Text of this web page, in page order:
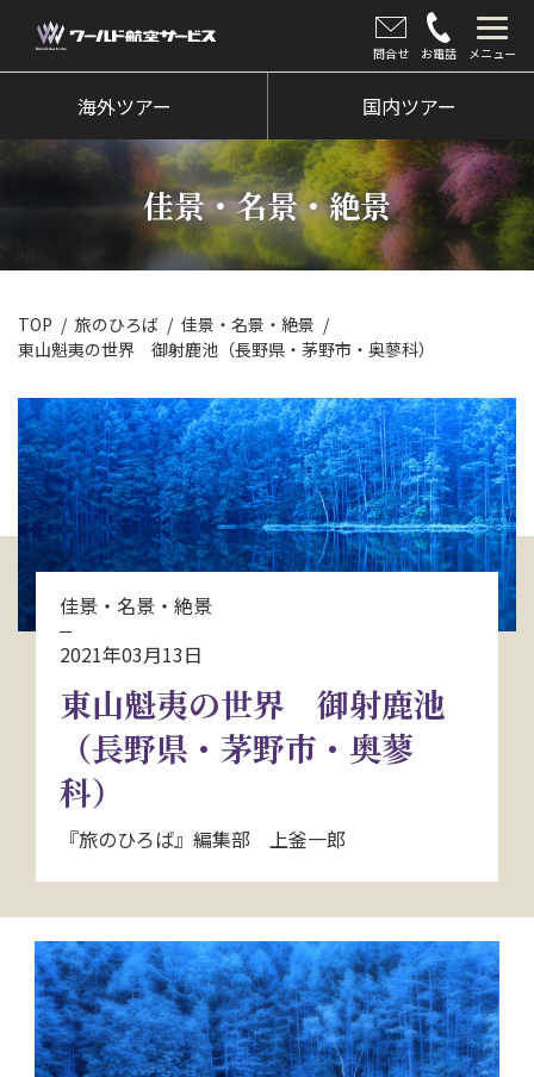
問合せ お電話 メニュー
海外ツアー
国内ツアー
クルーズツアー
ツアー催行状況
旅のひろば
イベント
新着情報
会社情報
お問い合わせ
電話にてお問い合わせ
海外ツアー 国内ツアー
佳景・名景・絶景
TOP 旅のひろば
佳景・名景・絶景
東山魁夷の世界 御射鹿池（長野県・茅野市・奥蓼科）
佳景・名景・絶景
2021年03月13日
東山魁夷の世界 御射鹿池
（長野県・茅野市・奥蓼
科）
『旅のひろば』編集部 上釜一郎